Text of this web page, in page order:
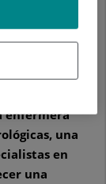
para,
calidad de
enfermera
una
en
una